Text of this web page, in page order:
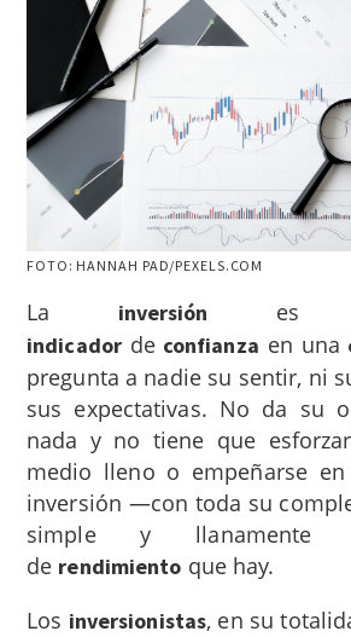
FOTO: HANNAH PAD/PEXELS.COM
La inversión
indicadorde confianza en una
pregunta a nadie su sentir, ni
sus expectativas. No da su
nada y no tiene que
medio lleno o empeñarse
inversión —con toda su
simple y llanamente
de rendimiento que hay.
Los inversionistas, en su